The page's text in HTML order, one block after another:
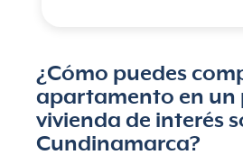
¿Cómo puedes
apartamento en un
vivienda de interés
Cundinamarca?